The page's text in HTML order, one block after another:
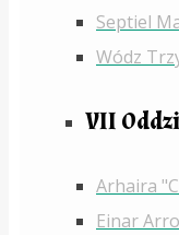
Septiel
Wódz
VII
Arhaira
Einar